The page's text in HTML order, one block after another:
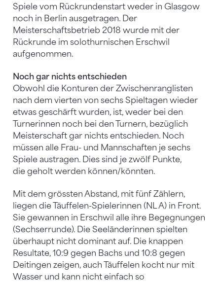
Spiele vom Rückrundenstart weder in Glasgow
noch in Berlin ausgetragen. Der
Meisterschaftsbetrieb 2018 wurde mit der
Rückrunde im solothurnischen Erschwil
aufgenommen.
Noch gar nichts entschieden
Obwohl die Konturen der Zwischenranglisten
nach dem vierten von sechs Spieltagen wieder
etwas geschärft wurden, ist, weder bei den
Turnerinnen noch bei den Turnern, bezüglich
Meisterschaft gar nichts entschieden. Noch
müssen alle Frau- und Mannschaften je sechs
Spiele austragen. Dies sind je zwölf Punkte,
die geholt werden können/könnten.
Mit dem grössten Abstand, mit fünf Zählern,
liegen die Täuffelen-Spielerinnen (NL A) in Front.
Sie gewannen in Erschwil alle ihre Begegnungen
(Sechserrunde). Die Seeländerinnen spielten
überhaupt nicht dominant auf. Die knappen
Resultate, 10:9 gegen Bachs und 10:8 gegen
Deitingen zeigen, auch Täuffelen kocht nur mit
Wasser und kann nicht einfach so